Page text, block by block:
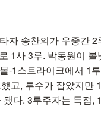
자 송찬의가 우중간
1사 3루. 박동원이
-1스트라이크에서 1
고, 투수가 잡았지만
다. 3루주자는 득점,